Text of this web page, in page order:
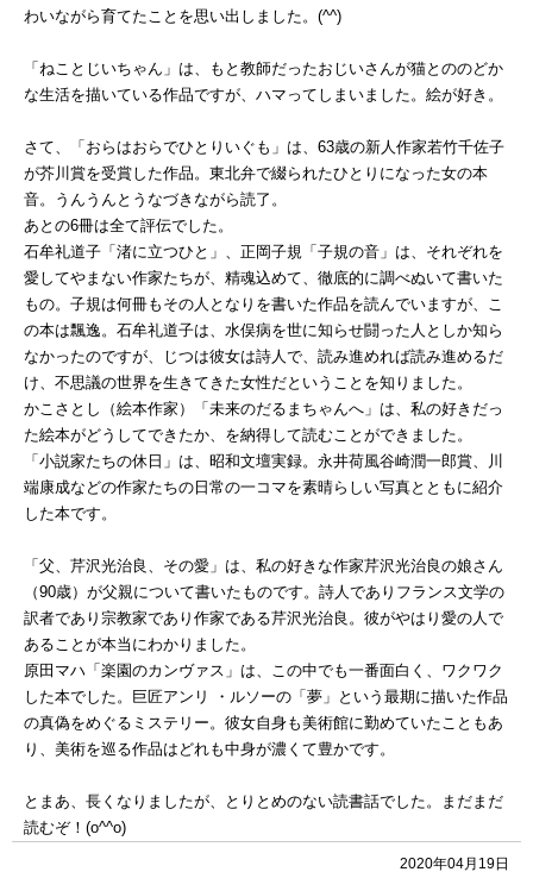
わいながら育てたことを思い出しました。(^^)
「ねことじいちゃん」は、もと教師だったおじいさんが猫とののどか
な生活を描いている作品ですが、ハマってしまいました。絵が好き。
さて、「おらはおらでひとりいぐも」は、63歳の新人作家若竹千佐子
が芥川賞を受賞した作品。東北弁で綴られたひとりになった女の本
音。うんうんとうなづきながら読了。
あとの6冊は全て評伝でした。
石牟礼道子「渚に立つひと」、正岡子規「子規の音」は、それぞれを
愛してやまない作家たちが、精魂込めて、徹底的に調べぬいて書いた
もの。子規は何冊もその人となりを書いた作品を読んでいますが、こ
の本は飄逸。石牟礼道子は、水俣病を世に知らせ闘った人としか知ら
なかったのですが、じつは彼女は詩人で、読み進めれば読み進めるだ
け、不思議の世界を生きてきた女性だということを知りました。
かこさとし（絵本作家）「未来のだるまちゃんへ」は、私の好きだっ
た絵本がどうしてできたか、を納得して読むことができました。
「小説家たちの休日」は、昭和文壇実録。永井荷風谷崎潤一郎賞、川
端康成などの作家たちの日常の一コマを素晴らしい写真とともに紹介
した本です。
「父、芹沢光治良、その愛」は、私の好きな作家芹沢光治良の娘さん
（90歳）が父親について書いたものです。詩人でありフランス文学の
訳者であり宗教家であり作家である芹沢光治良。彼がやはり愛の人で
あることが本当にわかりました。
原田マハ「楽園のカンヴァス」は、この中でも一番面白く、ワクワク
した本でした。巨匠アンリ ・ルソーの「夢」という最期に描いた作品
の真偽をめぐるミステリー。彼女自身も美術館に勤めていたこともあ
り、美術を巡る作品はどれも中身が濃くて豊かです。
とまあ、長くなりましたが、とりとめのない読書話でした。まだまだ
読むぞ！(o^^o)
2020年04月19日